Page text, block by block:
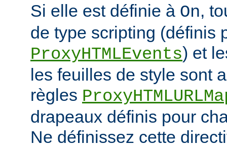
Si elle est définie à On,
de type scripting (définis
ProxyHTMLEvents) et
les feuilles de style sont
règles
drapeaux définis pour
Ne définissez cette